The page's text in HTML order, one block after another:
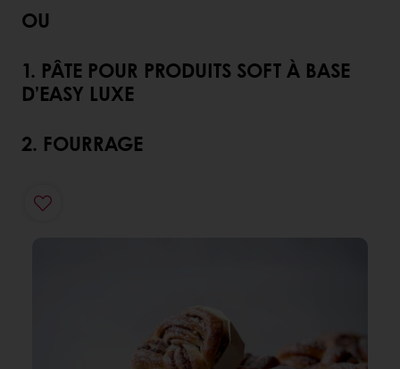
OU
1. PÂTE POUR PRODUITS SOFT À BASE
D’EASY LUXE
2. FOURRAGE